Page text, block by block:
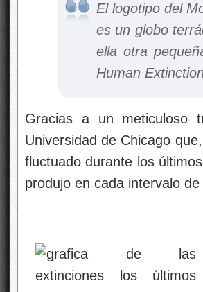
El logotipo del
es un globo
ella otra
Human
Gracias a un meticuloso
Universidad de Chicago
fluctuado durante los
produjo en cada intervalo